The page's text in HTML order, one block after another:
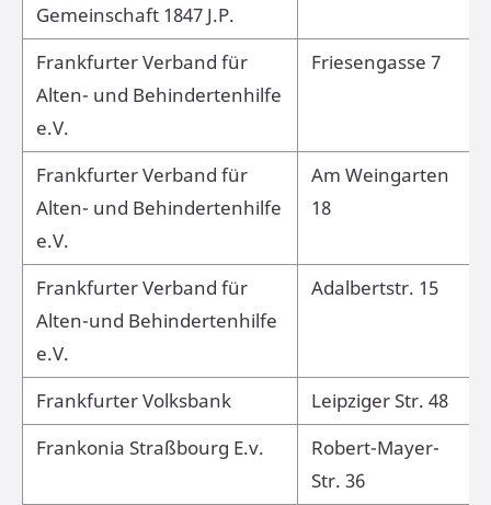
Gemeinschaft 1847 J.P.
Frankfurter Verband für
Alten- und Behindertenhilfe
e.V.
Friesengasse 7
Frankfurter Verband für
Alten- und Behindertenhilfe
e.V.
Am Weingarten
18
Frankfurter Verband für
Alten-und Behindertenhilfe
e.V.
Adalbertstr. 15
Frankfurter Volksbank
Leipziger Str. 48
Frankonia Straßbourg E.v.
Robert-Mayer-
Str. 36